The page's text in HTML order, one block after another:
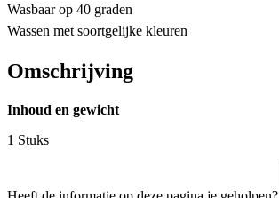
Wasbaar op 40 graden
Wassen met soortgelijke kleuren
Omschrijving
Inhoud en gewicht
1 Stuks